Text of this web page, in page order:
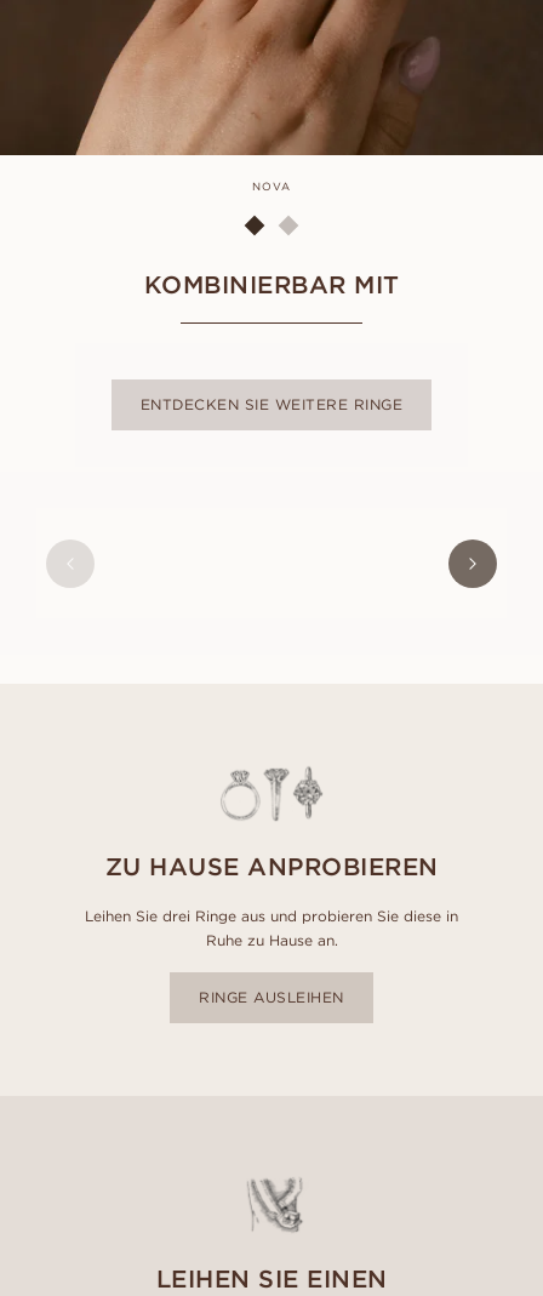
NOVA
KOMBINIERBAR MIT
ENTDECKEN SIE WEITERE RINGE
ZU HAUSE ANPROBIEREN
Leihen Sie drei Ringe aus und probieren Sie diese in
Ruhe zu Hause an.
RINGE AUSLEIHEN
LEIHEN SIE EINEN